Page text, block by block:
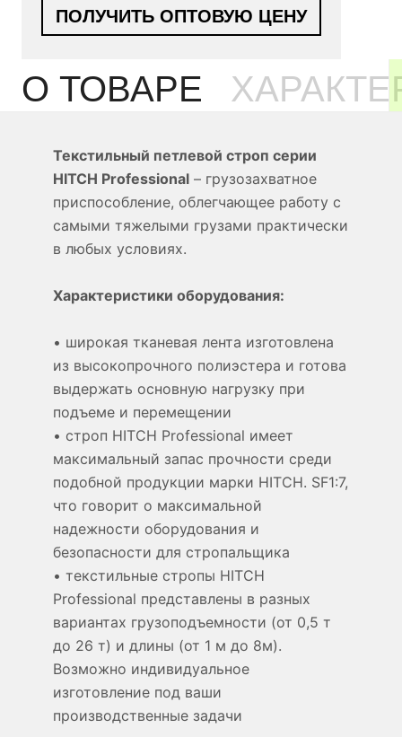
ПОЛУЧИТЬ ОПТОВУЮ ЦЕНУ
О ТОВАРЕ
Текстильный петлевой строп серии
HITCH Professional – грузозахватное
приспособление, облегчающее работу с
самыми тяжелыми грузами практически
в любых условиях.
Характеристики оборудования:
• широкая тканевая лента изготовлена
из высокопрочного полиэстера и готова
выдержать основную нагрузку при
подъеме и перемещении
• строп HITCH Professional имеет
максимальный запас прочности среди
подобной продукции марки HITCH. SF1:7,
что говорит о максимальной
надежности оборудования и
безопасности для стропальщика
• текстильные стропы HITCH
Professional представлены в разных
вариантах грузоподъемности (от 0,5 т
до 26 т) и длины (от 1 м до 8м).
Возможно индивидуальное
изготовление под ваши
производственные задачи